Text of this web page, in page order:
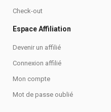
Check-out
Espace Affiliation
Devenir un affilié
Connexion affilié
Mon compte
Mot de passe oublié